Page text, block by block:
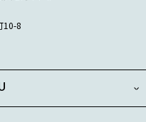
10-8